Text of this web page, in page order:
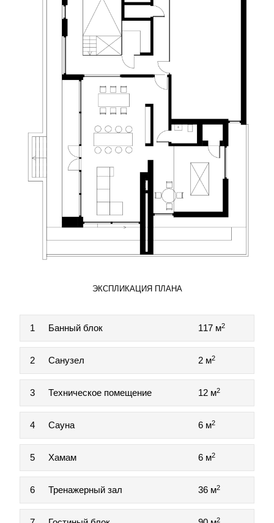
ЭКСПЛИКАЦИЯ ПЛАНА
1 Банный блок 117 м2
2 Санузел 2 м2
3 Техническое помещение 12 м2
4 Сауна 6 м2
5 Хамам 6 м2
6 Тренажерный зал 36 м2
2